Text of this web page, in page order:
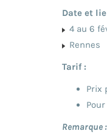
Date et
4 au 6
Rennes
Tarif :
Prix
Remarque